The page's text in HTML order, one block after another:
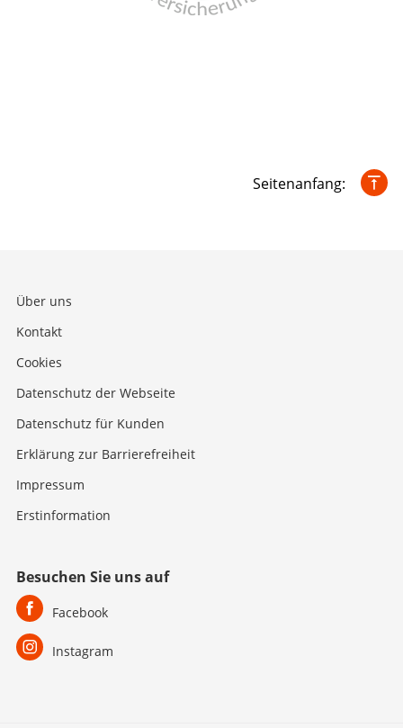
Seitenanfang:
Über uns
Kontakt
Cookies
Datenschutz der Webseite
Datenschutz für Kunden
Erklärung zur Barrierefreiheit
Impressum
Erstinformation
Besuchen Sie uns auf
Facebook
Instagram